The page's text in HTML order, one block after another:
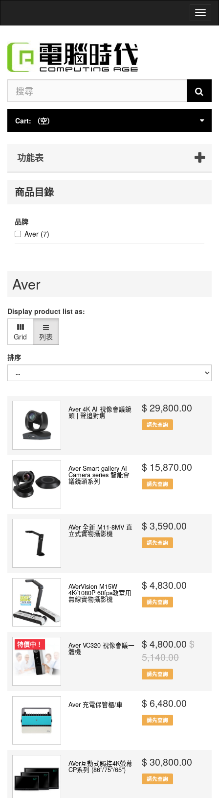
Cart: （空）
功能表
商品目錄
品牌
Aver (7)
Aver
Display product list as:
Grid 列表
排序
Aver 4K AI 視像會議鏡
頭 | 聲追對焦
$ 29,800.00
請先查詢
Aver Smart gallery AI
Camera series 智能會
議鏡頭系列
$ 15,870.00
請先查詢
AVer 全新 M11-8MV 直
立式實物攝影機
$ 3,590.00
請先查詢
AVerVision M15W
4K/1080P 60fps教室用
無線實物攝影機
$ 4,830.00
請先查詢
特價中！ Aver VC320 視像會議一
體機
$ 4,800.00$
5,140.00
請先查詢
Aver 充電保管櫃/車 $ 6,480.00
請先查詢
AVer互動式觸控4K螢幕
CP系列 (86”/75”/65”)
$ 30,800.00
請先查詢